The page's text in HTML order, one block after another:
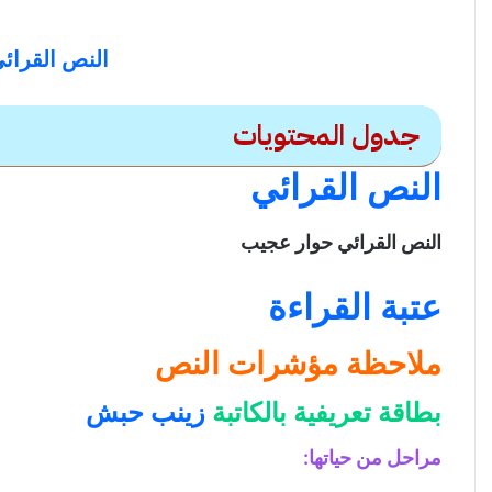
النص
جدول المحتويات
النص القرائي حوار عجيب
النص القرائي
عتبة القراءة
ملاحظة مؤشرات النص
بطاقة تعريفية بالكاتبة زينب حبش
الصورة
العنوان (حوار عجيب)
النص القرائي
النص القرائي حوار عجيب
عتبة القراءة
ملاحظة مؤشرات النص
بطاقة تعريفية بالكاتبة زينب حبش
مراحل من حياتها: